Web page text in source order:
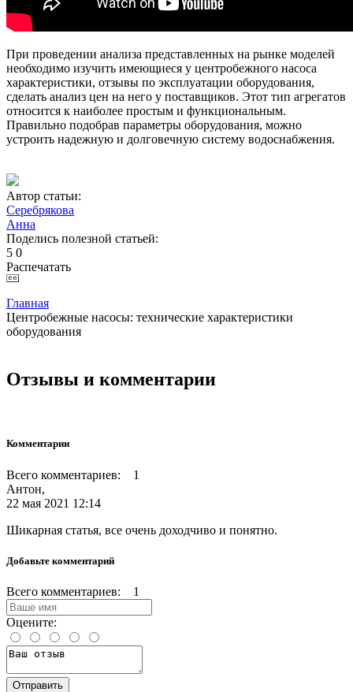
При проведении анализа представленных на рынке моделей
необходимо изучить имеющиеся у центробежного насоса
характеристики, отзывы по эксплуатации оборудования,
сделать анализ цен на него у поставщиков. Этот тип агрегатов
относится к наиболее простым и функциональным.
Правильно подобрав параметры оборудования, можно
устроить надежную и долговечную систему водоснабжения.
Автор статьи:
Серебрякова
Анна
Поделись полезной статьей:
5 0
Распечатать
Главная
Центробежные насосы: технические характеристики
оборудования
Отзывы и комментарии
Комментарии
Всего комментариев: 1
Антон,
22 мая 2021 12:14
Шикарная статья, все очень доходчиво и понятно.
Добавьте комментарий
Всего комментариев: 1
Оцените: